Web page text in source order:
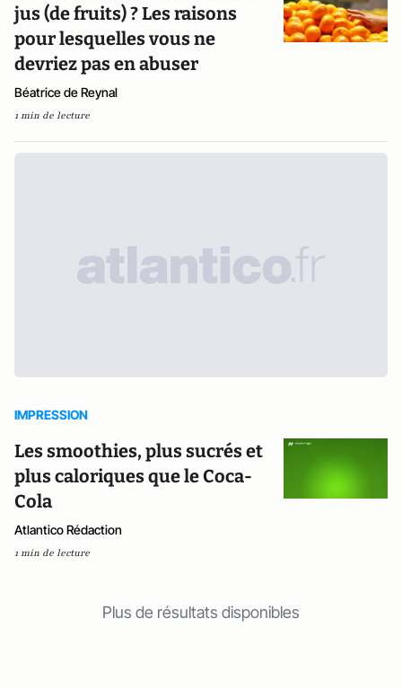
jus (de fruits) ? Les raisons
pour lesquelles vous ne
devriez pas en abuser
Béatrice de Reynal
1 min de lecture
IMPRESSION
Les smoothies, plus sucrés et
plus caloriques que le Coca-
Cola
Atlantico Rédaction
1 min de lecture
Plus de résultats disponibles